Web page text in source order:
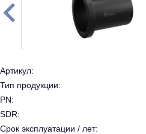
Артикул:
Тип продукции:
PN:
SDR:
Срок эксплуатации / лет: